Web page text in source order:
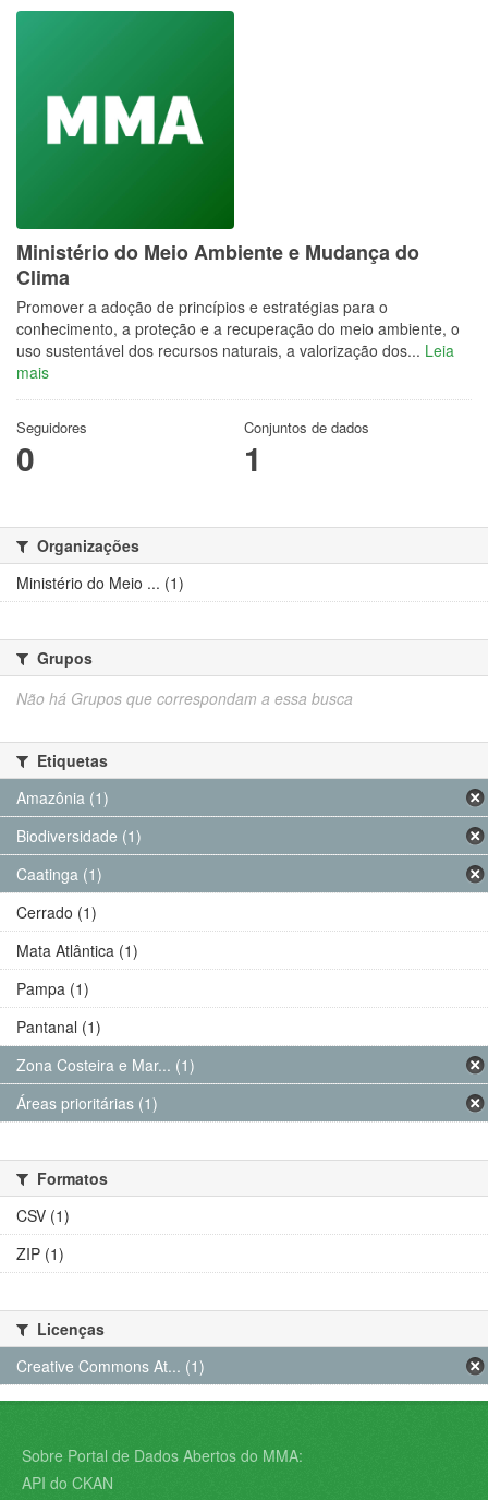
Ministério do Meio Ambiente e Mudança do
Clima
Promover a adoção de princípios e estratégias para o
conhecimento, a proteção e a recuperação do meio ambiente, o
uso sustentável dos recursos naturais, a valorização dos... Leia
mais
Seguidores
0
Conjuntos de dados
1
Organizações
Ministério do Meio ... (1)
Grupos
Não há Grupos que correspondam a essa busca
Etiquetas
Amazônia (1)
Biodiversidade (1)
Caatinga (1)
Cerrado (1)
Mata Atlântica (1)
Pampa (1)
Pantanal (1)
Zona Costeira e Mar... (1)
Áreas prioritárias (1)
Formatos
CSV (1)
ZIP (1)
Licenças
Creative Commons At... (1)
Sobre Portal de Dados Abertos do MMA:
API do CKAN